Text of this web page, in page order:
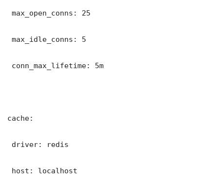
max_open_conns: 25
max_idle_conns: 5
conn_max_lifetime: 5m
cache:
driver: redis
host: localhost